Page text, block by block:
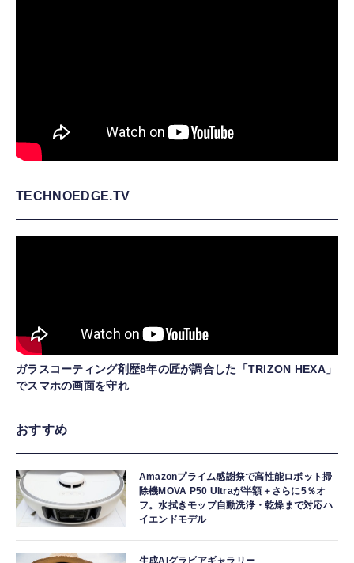
TECHNOEDGE.TV
ガラスコーティング剤歴8年の匠が調合した「TRIZON HEXA」
でスマホの画面を守れ
おすすめ
Amazonプライム感謝祭で高性能ロボット掃
除機MOVA P50 Ultraが半額＋さらに5％オ
フ。水拭きモップ自動洗浄・乾燥まで対応ハ
イエンドモデル
生成AIグラビアギャラリー